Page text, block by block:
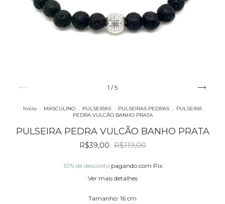
1 /5
Início . MASCULINO . PULSEIRAS . PULSEIRAS PEDRAS . PULSEIRA
PEDRA VULCÃO BANHO PRATA
PULSEIRA PEDRA VULCÃO BANHO PRATA
R$39,00 R$119,00
10% de descontopagando com Pix
Ver mais detalhes
Tamanho: 16 cm